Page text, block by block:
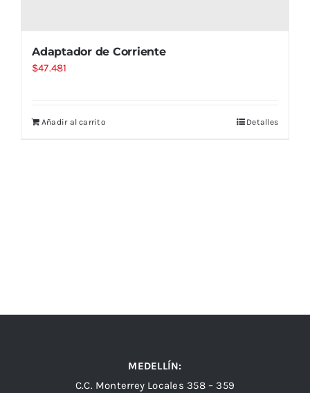
Adaptador de Corriente
$47.481
Añadir al carrito Detalles
MEDELLÍN:
C.C. Monterrey Locales 358 – 359